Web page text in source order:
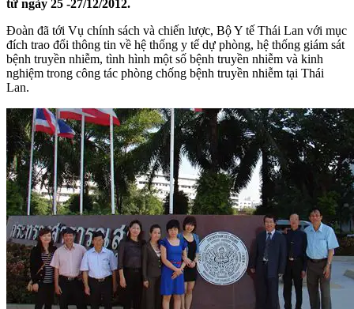
từ ngày 25 -27/12/2012.
Đoàn đã tới Vụ chính sách và chiến lược, Bộ Y tế Thái Lan với mục
đích trao đổi thông tin về hệ thống y tế dự phòng, hệ thống giám sát
bệnh truyền nhiễm, tình hình một số bệnh truyền nhiễm và kinh
nghiệm trong công tác phòng chống bệnh truyền nhiễm tại Thái
Lan.